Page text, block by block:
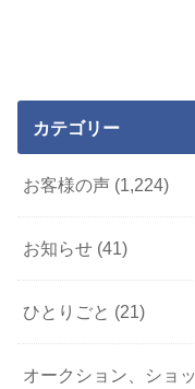
カテゴリー
お客様の声 (1,224)
お知らせ (41)
ひとりごと (21)
オークション、ショ